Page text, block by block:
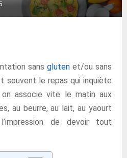
sans gluten et/ou sans
souvent le repas qui inquiète
on associe vite le matin aux
au beurre, au lait, au yaourt
de devoir tout